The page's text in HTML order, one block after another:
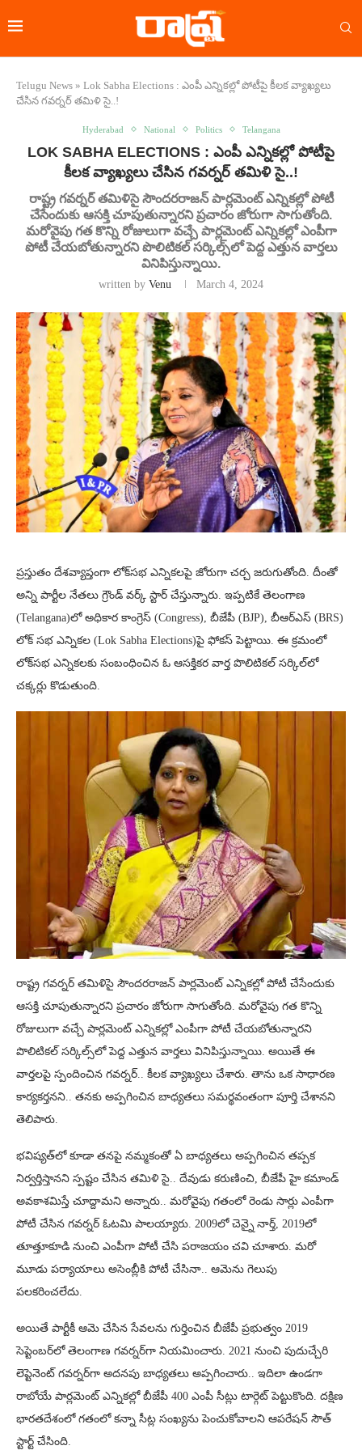
Telugu News » Lok Sabha Elections : ఎంపీ ఎన్నికల్లో పోటీపై కీలక వ్యాఖ్యలు
చేసిన గవర్నర్ తమిళి సై..!
Hyderabad National Politics Telangana
LOK SABHA ELECTIONS : ఎంపీ ఎన్నికల్లో పోటీపై
కీలక వ్యాఖ్యలు చేసిన గవర్నర్ తమిళి సై..!
రాష్ట్ర గవర్నర్‌ తమిళిసై సౌందరరాజన్ పార్లమెంట్ ఎన్నికల్లో పోటీ
చేసేందుకు ఆసక్తి చూపుతున్నారని ప్రచారం జోరుగా సాగుతోంది.
మరోవైపు గత కొన్ని రోజులుగా వచ్చే పార్లమెంట్ ఎన్నికల్లో ఎంపీగా
పోటీ చేయబోతున్నారని పొలిటికల్ సర్కిల్స్‌లో పెద్ద ఎత్తున వార్తలు
వినిపిస్తున్నాయి.
written by Venu March 4, 2024
ప్రస్తుతం దేశవ్యాప్తంగా లోక్‌సభ ఎన్నికలపై జోరుగా చర్చ జరుగుతోంది. దీంతో
అన్ని పార్టీల నేతలు గ్రౌండ్ వర్క్ స్టార్ చేస్తున్నారు. ఇప్పటికే తెలంగాణ
(Telangana)లో అధికార కాంగ్రెస్ (Congress), బీజేపీ (BJP), బీఆర్ఎస్ (BRS)
లోక్ సభ ఎన్నికల (Lok Sabha Elections)పై ఫోకస్ పెట్టాయి. ఈ క్రమంలో
లోక్‌సభ ఎన్నికలకు సంబంధించిన ఓ ఆసక్తికర వార్త పొలిటికల్ సర్కిల్‌లో
చక్కర్లు కొడుతుంది.
రాష్ట్ర గవర్నర్‌ తమిళిసై సౌందరరాజన్ పార్లమెంట్ ఎన్నికల్లో పోటీ చేసేందుకు
ఆసక్తి చూపుతున్నారని ప్రచారం జోరుగా సాగుతోంది. మరోవైపు గత కొన్ని
రోజులుగా వచ్చే పార్లమెంట్ ఎన్నికల్లో ఎంపీగా పోటీ చేయబోతున్నారని
పొలిటికల్ సర్కిల్స్‌లో పెద్ద ఎత్తున వార్తలు వినిపిస్తున్నాయి. అయితే ఈ
వార్తలపై స్పందించిన గవర్నర్.. కీలక వ్యాఖ్యలు చేశారు. తాను ఒక సాధారణ
కార్యకర్తనని.. తనకు అప్పగించిన బాధ్యతలు సమర్థవంతంగా పూర్తి చేశానని
తెలిపారు.
భవిష్యత్‌లో కూడా తనపై నమ్మకంతో ఏ బాధ్యతలు అప్పగించిన తప్పక
నిర్వర్తిస్తానని స్పష్టం చేసిన తమిళి సై.. దేవుడు కరుణించి, బీజేపీ హై కమాండ్
అవకాశమిస్తే చూద్దామని అన్నారు.. మరోవైపు గతంలో రెండు సార్లు ఎంపీగా
పోటీ చేసిన గవర్నర్ ఓటమి పాలయ్యారు. 2009లో చెన్నై నార్త్, 2019లో
తూత్తూకూడి నుంచి ఎంపీగా పోటీ చేసి పరాజయం చవి చూశారు. మరో
మూడు పర్యాయాలు అసెంబ్లీకి పోటీ చేసినా.. ఆమెను గెలుపు
పలకరించలేదు.
అయితే పార్టీకీ ఆమె చేసిన సేవలను గుర్తించిన బీజేపీ ప్రభుత్వం 2019
సెప్టెంబర్‌లో తెలంగాణ గవర్నర్‌గా నియమించారు. 2021 నుంచి పుదుచ్చేరి
లెప్టెనెంట్ గవర్నర్‌గా అదనపు బాధ్యతలు అప్పగించారు.. ఇదిలా ఉండగా
రాబోయే పార్లమెంట్ ఎన్నికల్లో బీజేపీ 400 ఎంపీ సీట్లు టార్గెట్ పెట్టుకొంది. దక్షిణ
భారతదేశంలో గతంలో కన్నా సీట్ల సంఖ్యను పెంచుకోవాలని ఆపరేషన్ సౌత్
స్టార్ట్ చేసింది.